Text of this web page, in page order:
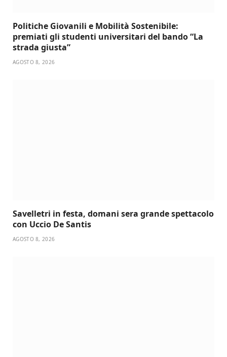
Politiche Giovanili e Mobilità Sostenibile:
premiati gli studenti universitari del bando “La
strada giusta”
AGOSTO 8, 2026
Savelletri in festa, domani sera grande spettacolo
con Uccio De Santis
AGOSTO 8, 2026